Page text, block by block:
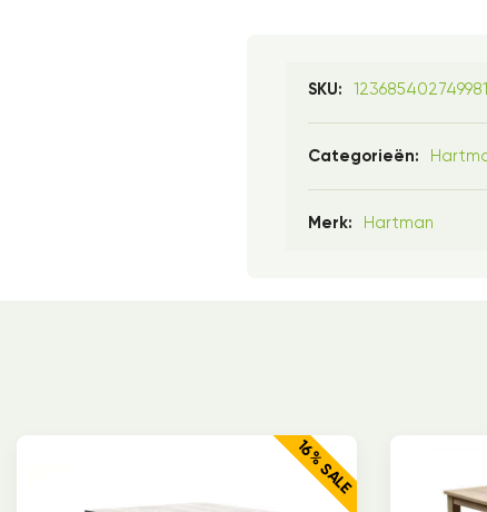
SKU:
Categorieën:
Merk: Hartman
16% SALE